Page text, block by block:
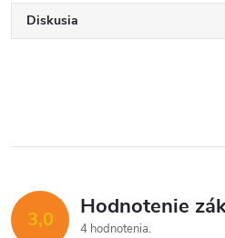
Diskusia
3,0 Hodnotenie
4 hodnotenia